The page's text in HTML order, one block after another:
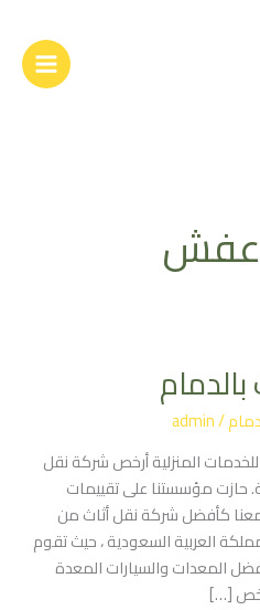
عفش
/
admin
المنزلية أرخص شركة نقل
حازت مؤسستنا على تقييمات
معنا كأفضل شركة نقل أثاث من
العربية السعودية ، حيث تقوم
المعدات والسيارات المعدة
[…]